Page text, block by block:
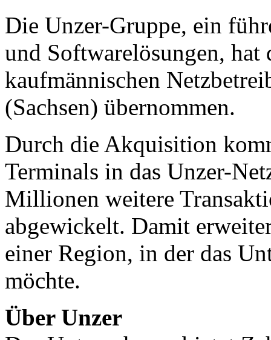
Die Unzer-Gruppe, ein
und Softwarelösungen, hat
kaufmännischen
(Sachsen) übernommen.
Durch die Akquisition
Terminals in das Unzer-
Millionen weitere
abgewickelt. Damit
einer Region, in der das
möchte.
Über Unzer